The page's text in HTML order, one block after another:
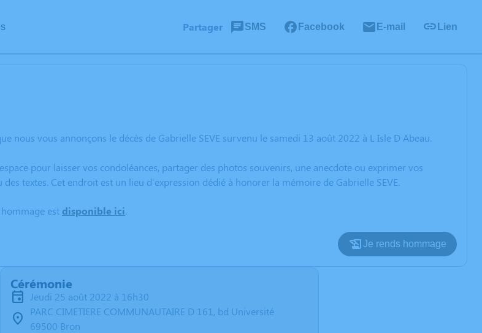
Partager SMS Facebook E-mail Lien
nous vous annonçons le décès de Gabrielle SEVE survenu le samedi 13 août 2022 à L Isle D Abeau.
pour laisser vos condoléances, partager des photos souvenirs, une anecdote ou exprimer vos
des textes. Cet endroit est un lieu d'expression dédié à honorer la mémoire de Gabrielle SEVE.
est disponible ici.
Je rends hommage
Cérémonie
jeudi 25 août 2022 à 16h30
PARC CIMETIERE COMMUNAUTAIRE D 161, bd Université
69500 Bron